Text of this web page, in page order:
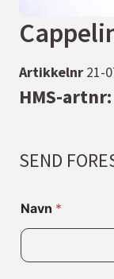
Artikkelnr 21-
HMS-artnr:
SEND
Navn *